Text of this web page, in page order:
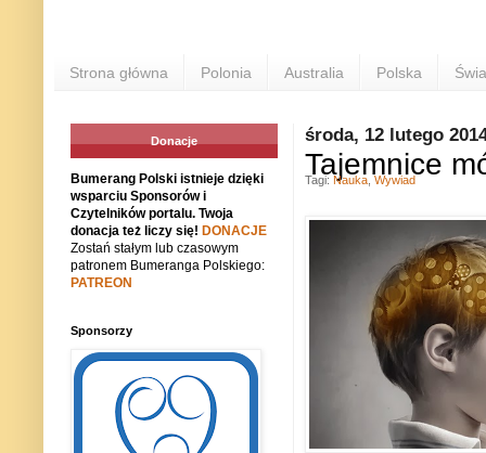
Strona główna Polonia Australia Polska
środa, 12 lutego
Tajemnice
Tagi: Nauka Wywiad
Donacje
Bumerang Polski istnieje dzięki
wsparciu Sponsorów i
Czytelników portalu. Twoja
donacja też liczy się! DONACJE
Zostań stałym lub czasowym
patronem Bumeranga Polskiego:
PATREON
Sponsorzy